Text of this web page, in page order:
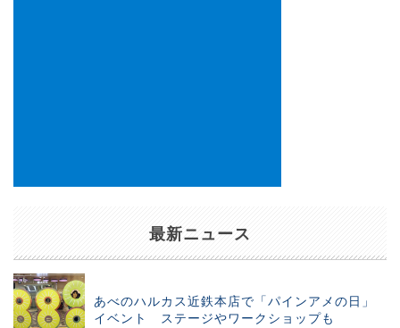
最新ニュース
あべのハルカス近鉄本店で「パインアメの日」
イベント ステージやワークショップも